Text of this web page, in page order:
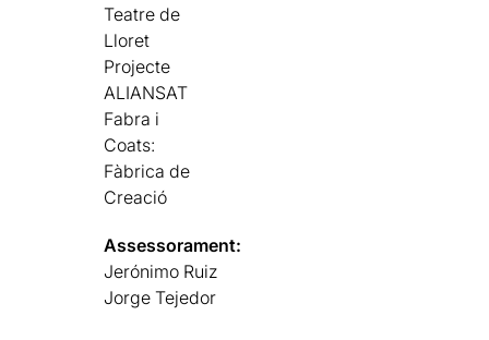
Teatre de
Lloret
Projecte
ALIANSAT
Fabra i
Coats:
Fàbrica de
Creació
Assessorament:
Jerónimo Ruiz
Jorge Tejedor